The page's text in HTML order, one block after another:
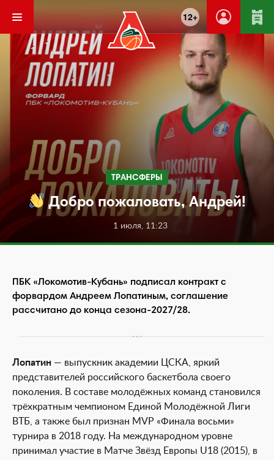
12+
ТРАНСФЕРЫ
Добро пожаловать, Андрей!
1 июля, 11:23
ПБК «Локомотив-Кубань» подписал контракт с
форвардом Андреем Лопатиным, соглашение
рассчитано до конца сезона-2027/28.
Лопатин — выпускник академии ЦСКА, яркий
представителей российского баскетбола своего
поколения. В составе молодёжных команд становился
трёхкратным чемпионом Единой Молодёжной Лиги
ВТБ, а также был признан MVP «Финала восьми»
турнира в 2018 году. На международном уровне
принимал участие в Матче Звёзд Европы U18 (2015), в